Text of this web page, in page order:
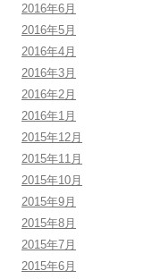
2016年6月
2016年5月
2016年4月
2016年3月
2016年2月
2016年1月
2015年12月
2015年11月
2015年10月
2015年9月
2015年8月
2015年7月
2015年6月